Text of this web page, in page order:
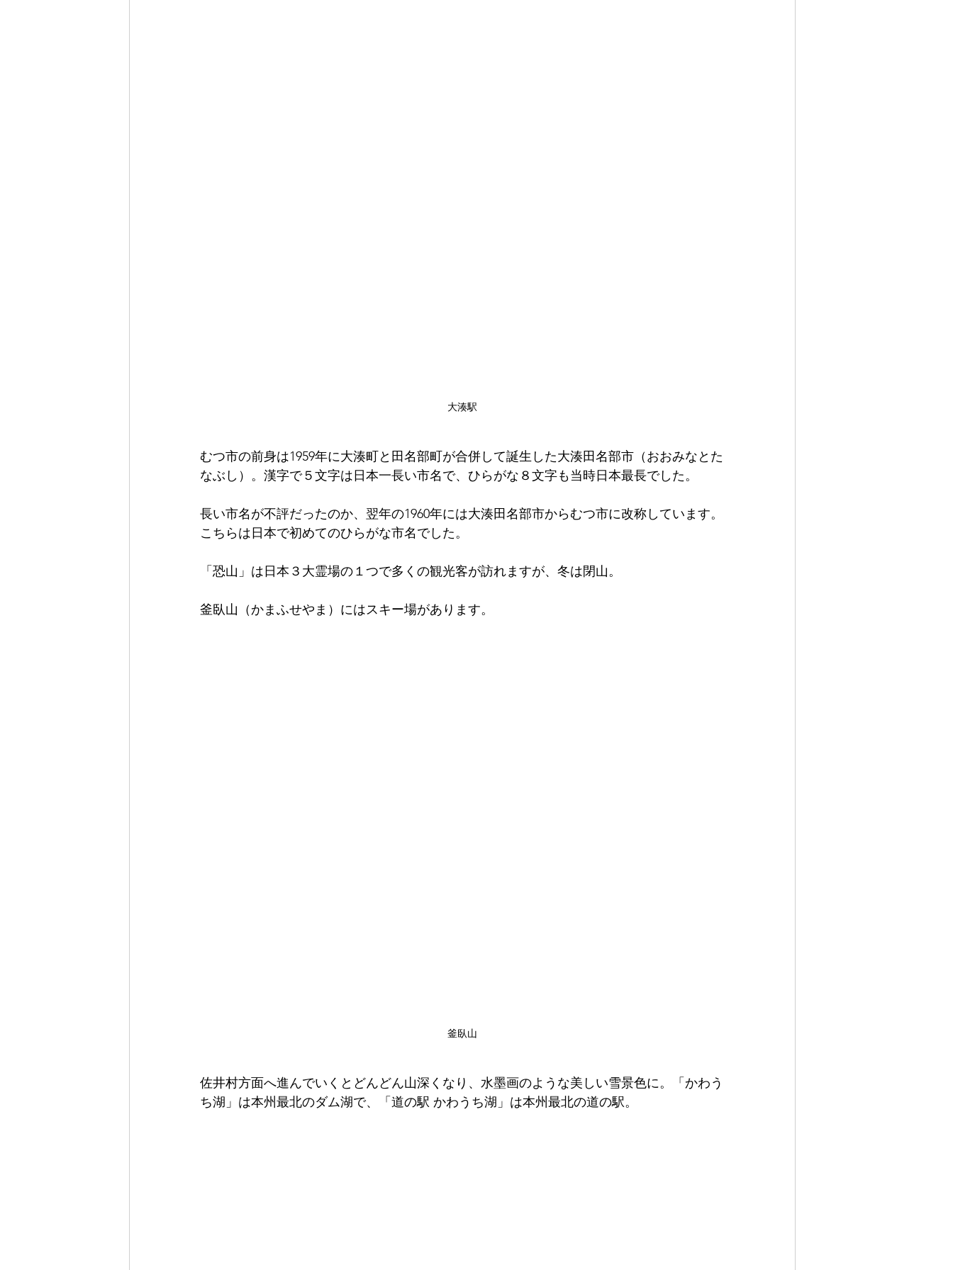
大湊駅
むつ市の前身は1959年に大湊町と田名部町が合併して誕生した大湊田名部市（おおみなとた
なぶし）。漢字で５文字は日本一長い市名で、ひらがな８文字も当時日本最長でした。
長い市名が不評だったのか、翌年の1960年には大湊田名部市からむつ市に改称しています。
こちらは日本で初めてのひらがな市名でした。
「恐山」は日本３大霊場の１つで多くの観光客が訪れますが、冬は閉山。
釜臥山（かまふせやま）にはスキー場があります。
釜臥山
佐井村方面へ進んでいくとどんどん山深くなり、水墨画のような美しい雪景色に。「かわう
ち湖」は本州最北のダム湖で、「道の駅 かわうち湖」は本州最北の道の駅。